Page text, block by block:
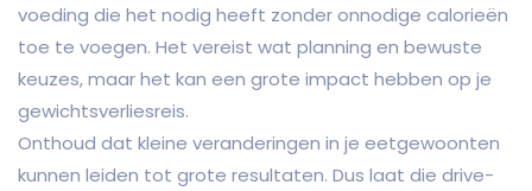
voeding die het nodig heeft zonder onnodige calorieën
toe te voegen. Het vereist wat planning en bewuste
keuzes, maar het kan een grote impact hebben op je
gewichtsverliesreis.
Onthoud dat kleine veranderingen in je eetgewoonten
kunnen leiden tot grote resultaten. Dus laat die drive-